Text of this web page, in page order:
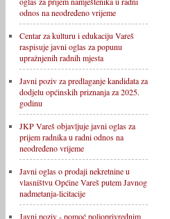
odnos na neodređeno vrijeme
Centar za kulturu i edukaciju Vareš
raspisuje javni oglas za popunu
upražnjenih radnih mjesta
Javni poziv za predlaganje kandidata za
dodjelu općinskih priznanja za 2025.
godinu
JKP Vareš objavljuje javni oglas za
prijem radnika u radni odnos na
neodređeno vrijeme
Javni oglas o prodaji nekretnine u
vlasništvu Općine Vareš putem Javnog
nadmetanja-licitacije
Javni poziv - pomoć poljoprivrednim